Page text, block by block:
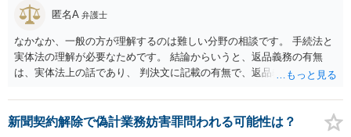
匿名A 弁護士
なかなか、一般の方が理解するのは難しい分野の相談です。 手続法と
実体法の理解が必要なためです。 結論からいうと、返品義務の有無
は、実体法上の話であり、 判決文に記載の有無で、返品義務の有無が
品せよ」と判決文に書かれていなくても、 全額支払い判決の前提とし
て、契約不適合責任を理由に契約を解除してれば、 原状回復義務とし
て、相談者さんは、商品の返品義務を負うことになります。 ただし、
新聞契約解除で偽計業務妨害罪問われる可能性は？